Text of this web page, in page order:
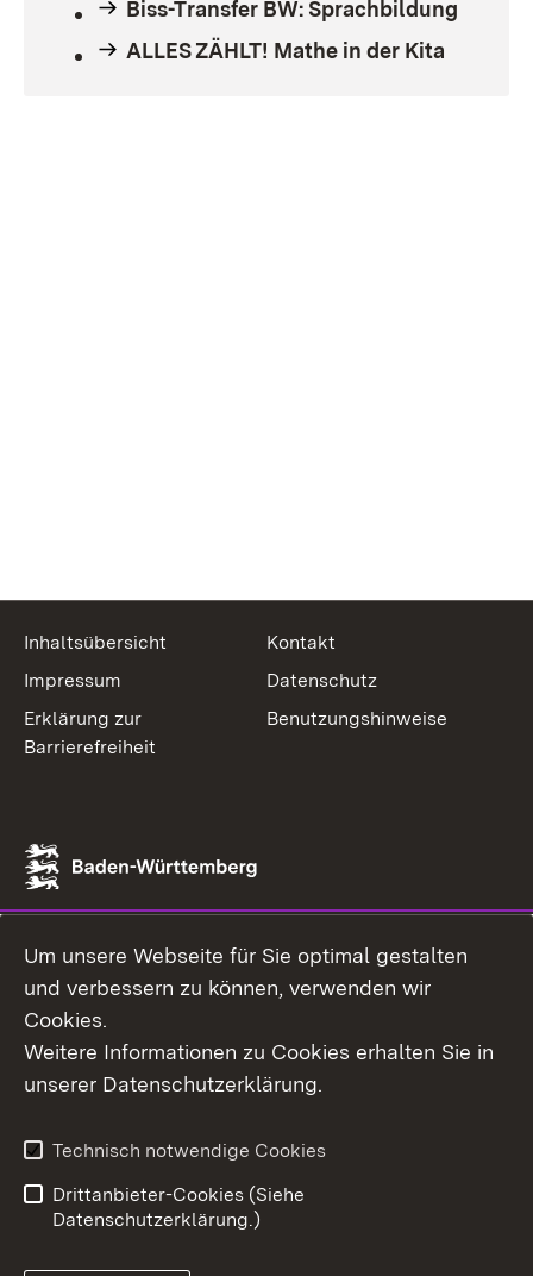
Biss-Transfer BW: Sprachbildung
ALLES ZÄHLT! Mathe in der Kita
Inhaltsübersicht
Kontakt
Impressum
Datenschutz
Erklärung zur
Barrierefreiheit
Benutzungshinweise
Um unsere Webseite für Sie optimal gestalten
und verbessern zu können, verwenden wir
Cookies.
Weitere Informationen zu Cookies erhalten Sie in
unserer Datenschutzerklärung.
Technisch notwendige Cookies
Drittanbieter-Cookies (Siehe
Datenschutzerklärung.)